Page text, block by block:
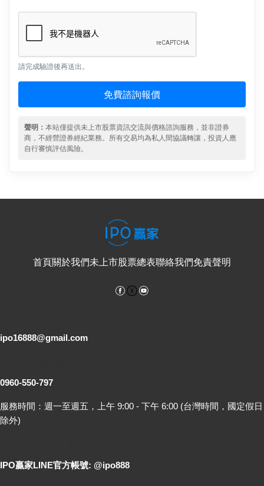
請完成驗證後再送出。
免費諮詢報價
聲明： 本站僅提供未上市股票資訊交流與價格諮詢服務，並非證券
商，不經營證券經紀業務。所有交易均為私人間協議轉讓，投資人應
自行審慎評估風險。
首頁關於我們未上市股票總表聯絡我們免責聲明
Facebook
ipo16888@gmail.com
0960-550-797
服務時間：週一至週五，上午 9:00 - 下午 6:00 (台灣時間，國定假日
除外)
IPO贏家LINE官方帳號: @ipo888